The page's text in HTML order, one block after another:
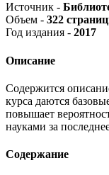
Источник -
Объем - 322
Год издания - 2017
Описание
Содержится
курса даются
повышает
науками за
Содержание